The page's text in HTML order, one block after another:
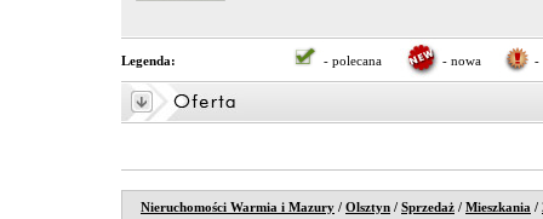
Legenda: - polecana - nowa -
Nieruchomości Warmia i Mazury / Olsztyn / Sprzedaż / Mieszkania /